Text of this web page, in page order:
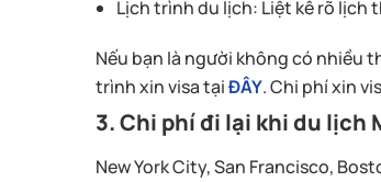
Lịch trình du lịch: Liệt kê rõ lịch
Nếu bạn là người không có nhiều
trình xin visa tạiĐÂY. Chi phí xin
3. Chi phí đi lại khi du lịch
New York City, San Francisco,